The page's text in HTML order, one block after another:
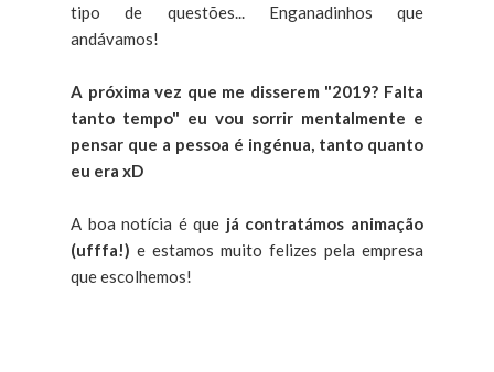
tipo de questões... Enganadinhos que
andávamos!
A próxima vez que me disserem "2019? Falta
tanto tempo" eu vou sorrir mentalmente e
pensar que a pessoa é ingénua, tanto quanto
eu era xD
A boa notícia é que já contratámos animação
(ufffa!) e estamos muito felizes pela empresa
que escolhemos!